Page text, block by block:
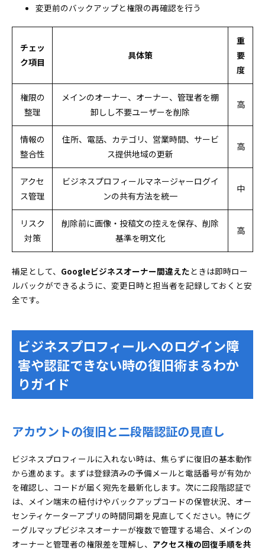
変更前のバックアップと権限の再確認を行う
チェッ
ク項目
具体策
重
要
度
権限の
整理
メインのオーナー、オーナー、管理者を棚
卸しし不要ユーザーを削除
高
情報の
整合性
住所、電話、カテゴリ、営業時間、サービ
ス提供地域の更新
高
アクセ
ス管理
ビジネスプロフィールマネージャーログイ
ンの共有方法を統一
中
リスク
対策
削除前に画像・投稿文の控えを保存、削除
基準を明文化
高
補足として、 Googleビジネスオーナー間違えたときは即時ロー
ルバックができるように、変更日時と担当者を記録しておくと安
全です。
ビジネスプロフィールへのログイン障
害や認証できない時の復旧術まるわか
りガイド
アカウントの復旧と二段階認証の見直し
ビジネスプロフィールに入れない時は、焦らずに復旧の基本動作
から進めます。まずは登録済みの予備メールと電話番号が有効か
を確認し、コードが届く宛先を最新化します。次に二段階認証で
は、メイン端末の紐付けやバックアップコードの保管状況、オー
センティケーターアプリの時間同期を見直してください。特にグ
ーグルマップビジネスオーナーが複数で管理する場合、メインの
オーナーと管理者の権限差を理解し、 アクセス権の回復手順を共